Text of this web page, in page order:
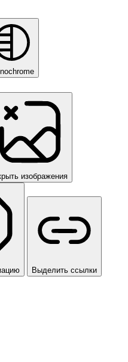
изображения
Выделить ссылки